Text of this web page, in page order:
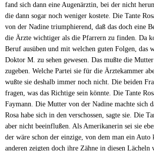
fand sich dann eine Augenärztin, bei der nicht
die dann sogar noch weniger kostete. Die Tante
von der Nadine triumphierend, daß das doch eine
die Ärzte wichtiger als die Pfarrern zu finden. Da
Beruf ausüben und mit welchen guten Folgen, das
Doktor M. zu sehen gewesen. Das mußte die
zugeben. Welche Partei sie für die Ärztekammer
wußte sie deshalb immer noch nicht. Die beiden
fragen, was das Richtige sein könnte. Die Tante
Faymann. Die Mutter von der Nadine machte sich
Rosa habe sich in den verschossen, sagte sie. Die
aber nicht beeinflußen. Als Amerikanerin sei sie
der wäre schon der einzige, von dem man ein Auto
anderen zeigten doch ihre Zähne in diesen Lächeln